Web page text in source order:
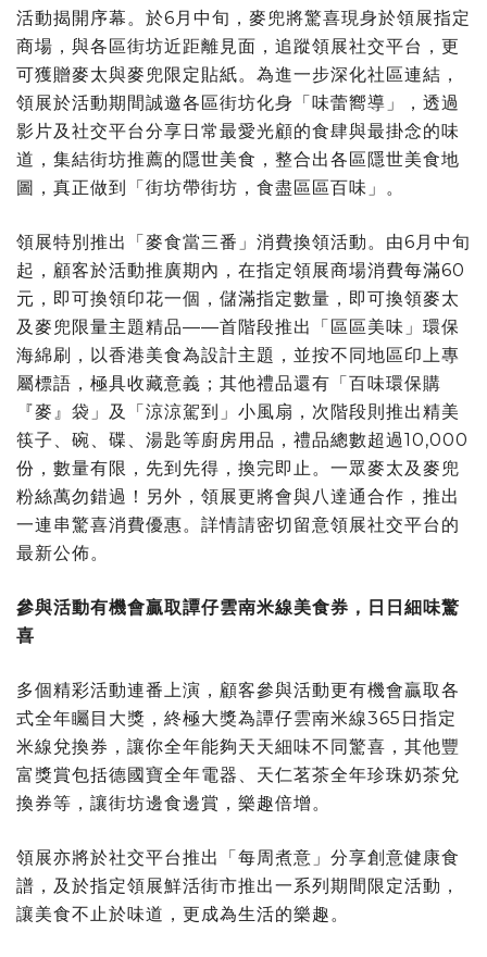
活動揭開序幕。於6月中旬，麥兜將驚喜現身於領展指定
商場，與各區街坊近距離見面，追蹤領展社交平台，更
可獲贈麥太與麥兜限定貼紙。為進一步深化社區連結，
領展於活動期間誠邀各區街坊化身「味蕾嚮導」，透過
影片及社交平台分享日常最愛光顧的食肆與最掛念的味
道，集結街坊推薦的隱世美食，整合出各區隱世美食地
圖，真正做到「街坊帶街坊，食盡區區百味」。
領展特別推出「麥食當三番」消費換領活動。由6月中旬
起，顧客於活動推廣期內，在指定領展商場消費每滿60
元，即可換領印花一個，儲滿指定數量，即可換領麥太
及麥兜限量主題精品——首階段推出「區區美味」環保
海綿刷，以香港美食為設計主題，並按不同地區印上專
屬標語，極具收藏意義；其他禮品還有「百味環保購
『麥』袋」及「涼涼駕到」小風扇，次階段則推出精美
筷子、碗、碟、湯匙等廚房用品，禮品總數超過10,000
份，數量有限，先到先得，換完即止。一眾麥太及麥兜
粉絲萬勿錯過！另外，領展更將會與八達通合作，推出
一連串驚喜消費優惠。詳情請密切留意領展社交平台的
最新公佈。
參與活動有機會贏取譚仔雲南米線美食券，日日細味驚
喜
多個精彩活動連番上演，顧客參與活動更有機會贏取各
式全年矚目大獎，終極大獎為譚仔雲南米線365日指定
米線兌換券，讓你全年能夠天天細味不同驚喜，其他豐
富獎賞包括德國寶全年電器、天仁茗茶全年珍珠奶茶兌
換券等，讓街坊邊食邊賞，樂趣倍增。
領展亦將於社交平台推出「每周煮意」分享創意健康食
譜，及於指定領展鮮活街市推出一系列期間限定活動，
讓美食不止於味道，更成為生活的樂趣。